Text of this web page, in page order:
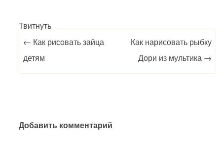
Твитнуть
Post navigation
← Как рисовать зайца
детям
Как нарисовать рыбку
Дори из мультика →
Добавить комментарий